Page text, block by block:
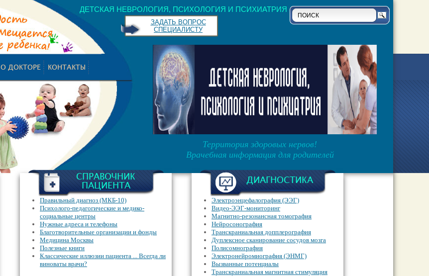
О ДОКТОРЕ КОНТАКТЫ
ДЕТСКАЯ НЕВРОЛОГИЯ, ПСИХОЛОГИЯ И ПСИХИАТРИЯ
ЗАДАТЬ ВОПРОС
СПЕЦИАЛИСТУ
Территория здоровых нервов!
Врачебная информация для родителей
СПРАВОЧНИК
ПАЦИЕНТА
Правильный диагноз (МКБ-10)
Психолого-педагогические и медико-
социальные центры
Нужные адреса и телефоны
Благотворительные организации и фонды
Медицина Москвы
Полезные книги
Классические иллюзии пациента ... Всегда ли
виноваты врачи?
ДИАГНОСТИКА
Электроэнцефалография (ЭЭГ)
Видео-ЭЭГ-мониторинг
Магнитно-резонансная томография
Нейросонография
Транскраниальная допплерография
Дуплексное сканирование сосудов мозга
Полисомнография
Электронейромиография (ЭНМГ)
Вызванные потенциалы
Транскраниальная магнитная стимуляция